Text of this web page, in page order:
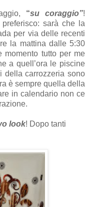
“su coraggio”!
preferisco: sarà che la
per via delle recenti
la mattina dalle 5:30
momento tutto per me
a quell’ora le piscine
della carrozzeria sono
è sempre quella della
in calendario non ce
look! Dopo tanti